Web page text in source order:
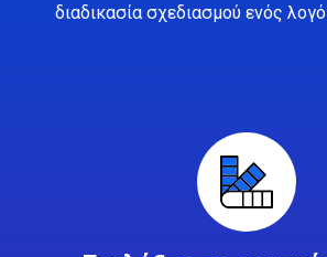
διαδικασία σχεδιασμού ενός